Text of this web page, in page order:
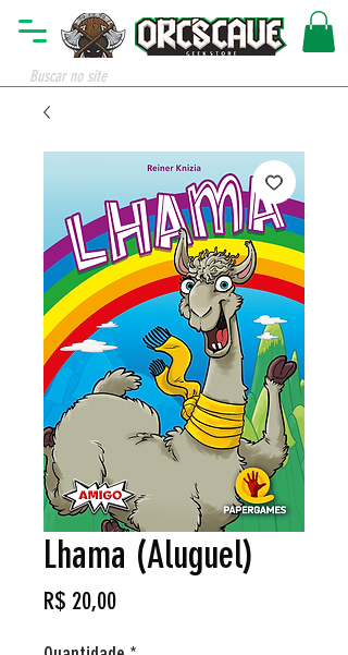
Lhama (Aluguel)
R$ 20,00Preço